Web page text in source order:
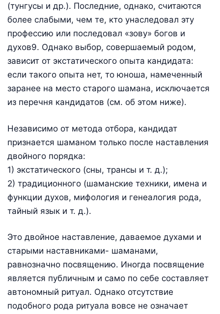
(тунгусы и др.). Последние, однако, считаются
более слабыми, чем те, кто унаследовал эту
профессию или последовал «зову» богов и
духов9. Однако выбор, совершаемый родом,
зависит от экстатического опыта кандидата:
если такого опыта нет, то юноша, намеченный
заранее на место старого шамана, исключается
из перечня кандидатов (см. об этом ниже).
Независимо от метода отбора, кандидат
признается шаманом только после наставления
двойного порядка:
1) экстатического (сны, трансы и т. д.);
2) традиционного (шаманские техники, имена и
функции духов, мифология и генеалогия рода,
тайный язык и т. д.).
Это двойное наставление, даваемое духами и
старыми наставниками- шаманами,
равнозначно посвящению. Иногда посвящение
является публичным и само по себе составляет
автономный ритуал. Однако отсутствие
подобного рода ритуала вовсе не означает